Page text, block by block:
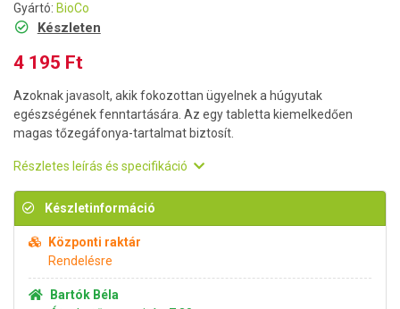
Gyártó: BioCo
Készleten
4 195 Ft
Azoknak javasolt, akik fokozottan ügyelnek a húgyutak
egészségének fenntartására. Az egy tabletta kiemelkedően
magas tőzegáfonya-tartalmat biztosít.
Részletes leírás és specifikáció
Készletinformáció
Központi raktár
Rendelésre
Bartók Béla